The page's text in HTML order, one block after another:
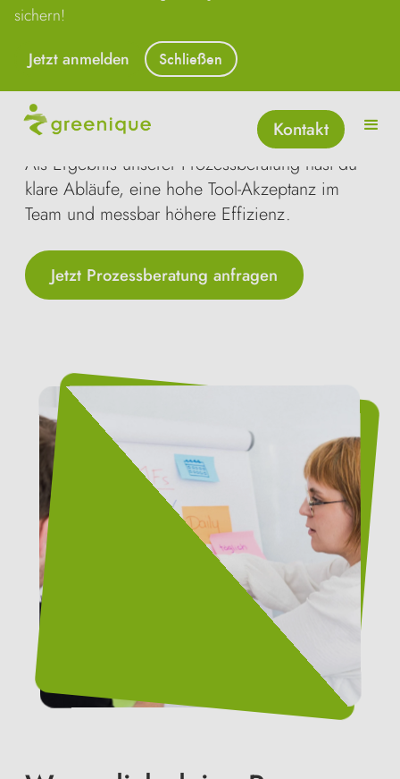
sichern!
Jetzt anmelden
Schließen
Kontakt
Deine Prozesse sind zu kompliziert und kosten
Zeit, Geld und vor allem Nerven? Wir helfen
dir, Prozesse zu vereinfachen und direkt im
System umzusetzen.
Als Ergebnis unserer Prozessberatung hast du
klare Abläufe, eine hohe Tool-Akzeptanz im
Team und messbar höhere Effizienz.
Jetzt Prozessberatung anfragen